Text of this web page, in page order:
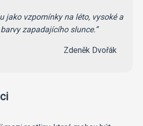
jako vzpomínky na léto, vysoké a
zapadajícího slunce.
Zdeněk Dvořák